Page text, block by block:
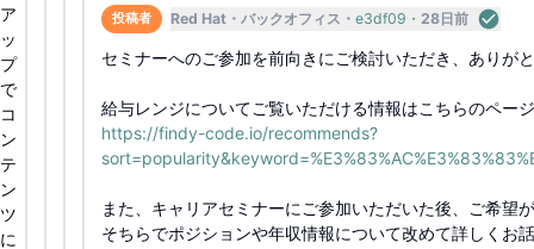
ア
ッ
プ
で
コ
ン
テ
ン
ツ
に
投稿者 Red Hat バックオフィス e3df09 28日前
セミナーへのご参加を前向きにご検討いただき、ありが
給与レンジについてご覧いただける情報はこちらのペー
https://findy-code.io/recommends?
また、キャリアセミナーにご参加いただいた後、ご希望
そちらでポジションや年収情報について改めて詳しくお